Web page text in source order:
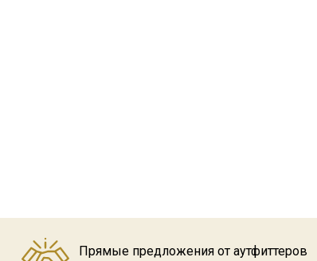
Прямые предложения от аутфиттеров